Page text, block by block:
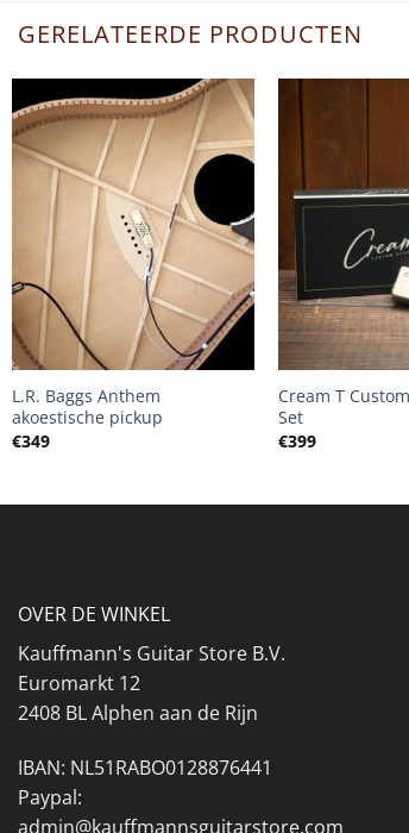
GERELATEERDE PRODUCTEN
L.R. Baggs Anthem
akoestische pickup
€349
Cream T
Set
€399
OVER DE WINKEL
Kauffmann's Guitar Store B.V.
Euromarkt 12
2408 BL Alphen aan de Rijn
IBAN: NL51RABO0128876441
Paypal:
admin@kauffmannsguitarstore.com